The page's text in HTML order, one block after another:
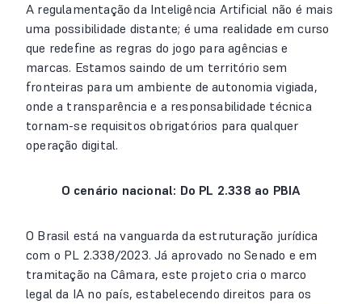
A regulamentação da Inteligência Artificial não é mais
uma possibilidade distante; é uma realidade em curso
que redefine as regras do jogo para agências e
marcas. Estamos saindo de um território sem
fronteiras para um ambiente de autonomia vigiada,
onde a transparência e a responsabilidade técnica
tornam-se requisitos obrigatórios para qualquer
operação digital.
O cenário nacional: Do PL 2.338 ao PBIA
O Brasil está na vanguarda da estruturação jurídica
com o PL 2.338/2023. Já aprovado no Senado e em
tramitação na Câmara, este projeto cria o marco
legal da IA no país, estabelecendo direitos para os